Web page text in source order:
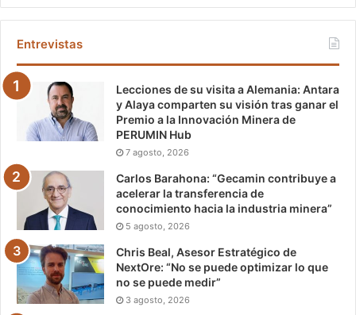
Entrevistas
Lecciones de su visita a Alemania: Antara
y Alaya comparten su visión tras ganar el
Premio a la Innovación Minera de
PERUMIN Hub
7 agosto, 2026
Carlos Barahona: “Gecamin contribuye a
acelerar la transferencia de
conocimiento hacia la industria minera”
5 agosto, 2026
Chris Beal, Asesor Estratégico de
NextOre: “No se puede optimizar lo que
no se puede medir”
3 agosto, 2026